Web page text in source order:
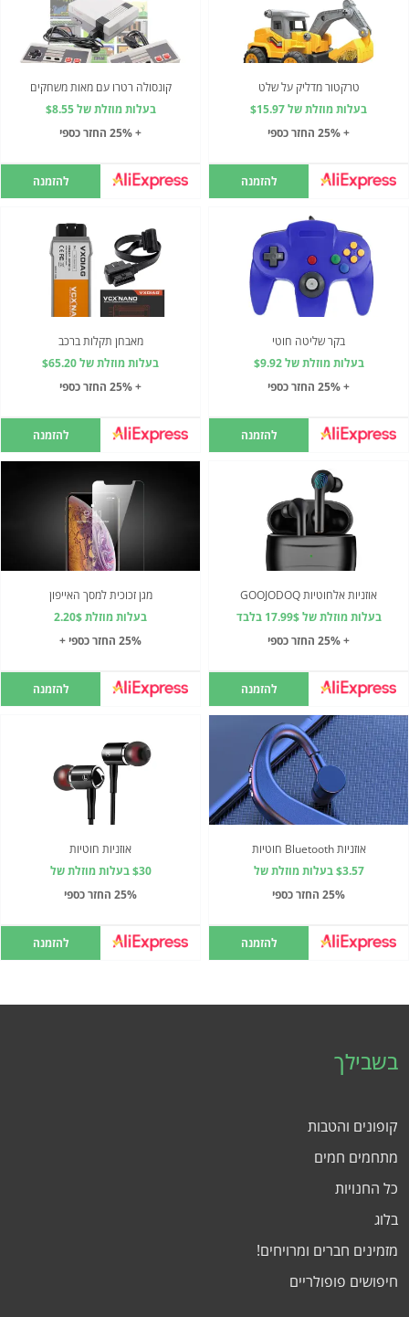
טרקטור מדליק על שלט
בעלות מוזלת של $15.97
+ 25% החזר כספי
להזמנה
קונסולה רטרו עם מאות משחקים
בעלות מוזלת של $8.55
+ 25% החזר כספי
להזמנה
בקר שליטה חוטי
בעלות מוזלת של $9.92
+ 25% החזר כספי
להזמנה
מאבחן תקלות ברכב
בעלות מוזלת של $65.20
+ 25% החזר כספי
להזמנה
אוזניות אלחוטיות GOOJODOQ
בעלות מוזלת של 17.99$ בלבד
+ 25% החזר כספי
להזמנה
מגן זכוכית למסך האייפון
בעלות מוזלת 2.20$
25% החזר כספי +
להזמנה
אוזניות Bluetooth חוטיות
$3.57 בעלות מוזלת של
25% החזר כספי
להזמנה
אוזניות חוטיות
$30 בעלות מוזלת של
25% החזר כספי
להזמנה
בשבילך
קופונים והטבות
מתחמים חמים
כל החנויות
בלוג
מזמינים חברים ומרויחים!
חיפושים פופולריים